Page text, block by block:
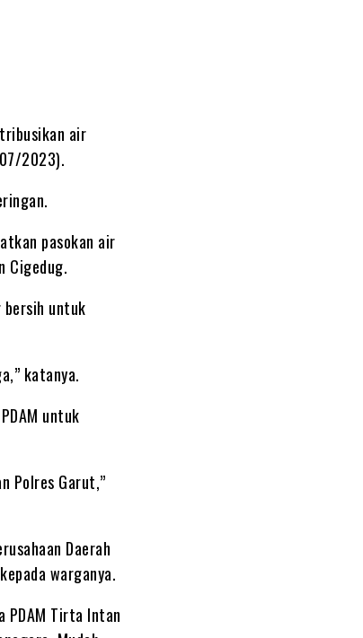
air
2023).
pasokan air
Cigedug.
untuk
katanya.
untuk
Polres Garut,”
Daerah
warganya.
PDAM Tirta Intan